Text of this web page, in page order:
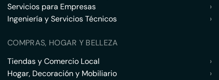
Servicios para Empresas
›
Ingeniería y Servicios Técnicos
›
COMPRAS, HOGAR Y BELLEZA
Tiendas y Comercio Local
›
Hogar, Decoración y Mobiliario
›